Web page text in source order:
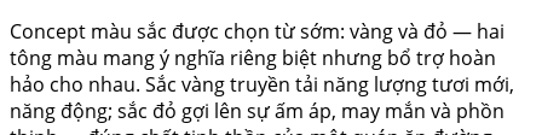
Concept màu sắc được chọn từ sớm: vàng và đỏ — hai
tông màu mang ý nghĩa riêng biệt nhưng bổ trợ hoàn
hảo cho nhau. Sắc vàng truyền tải năng lượng tươi mới,
năng động; sắc đỏ gợi lên sự ấm áp, may mắn và phồn